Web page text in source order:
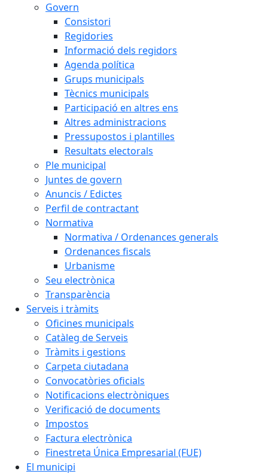
Govern
Consistori
Regidories
Informació dels regidors
Agenda política
Grups municipals
Tècnics municipals
Participació en altres ens
Altres administracions
Pressupostos i plantilles
Resultats electorals
Ple municipal
Juntes de govern
Anuncis / Edictes
Perfil de contractant
Normativa
Normativa / Ordenances generals
Ordenances fiscals
Urbanisme
Seu electrònica
Transparència
Serveis i tràmits
Oficines municipals
Catàleg de Serveis
Tràmits i gestions
Carpeta ciutadana
Convocatòries oficials
Notificacions electròniques
Verificació de documents
Impostos
Factura electrònica
Finestreta Única Empresarial (FUE)
El municipi